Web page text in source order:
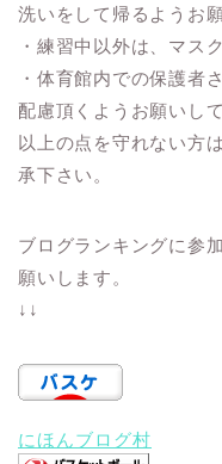
洗いをして帰るようお
・練習中以外は、マス
・体育館内での保護者
配慮頂くようお願いして
以上の点を守れない方
承下さい。
ブログランキングに参
願いします。
↓↓
にほんブログ村